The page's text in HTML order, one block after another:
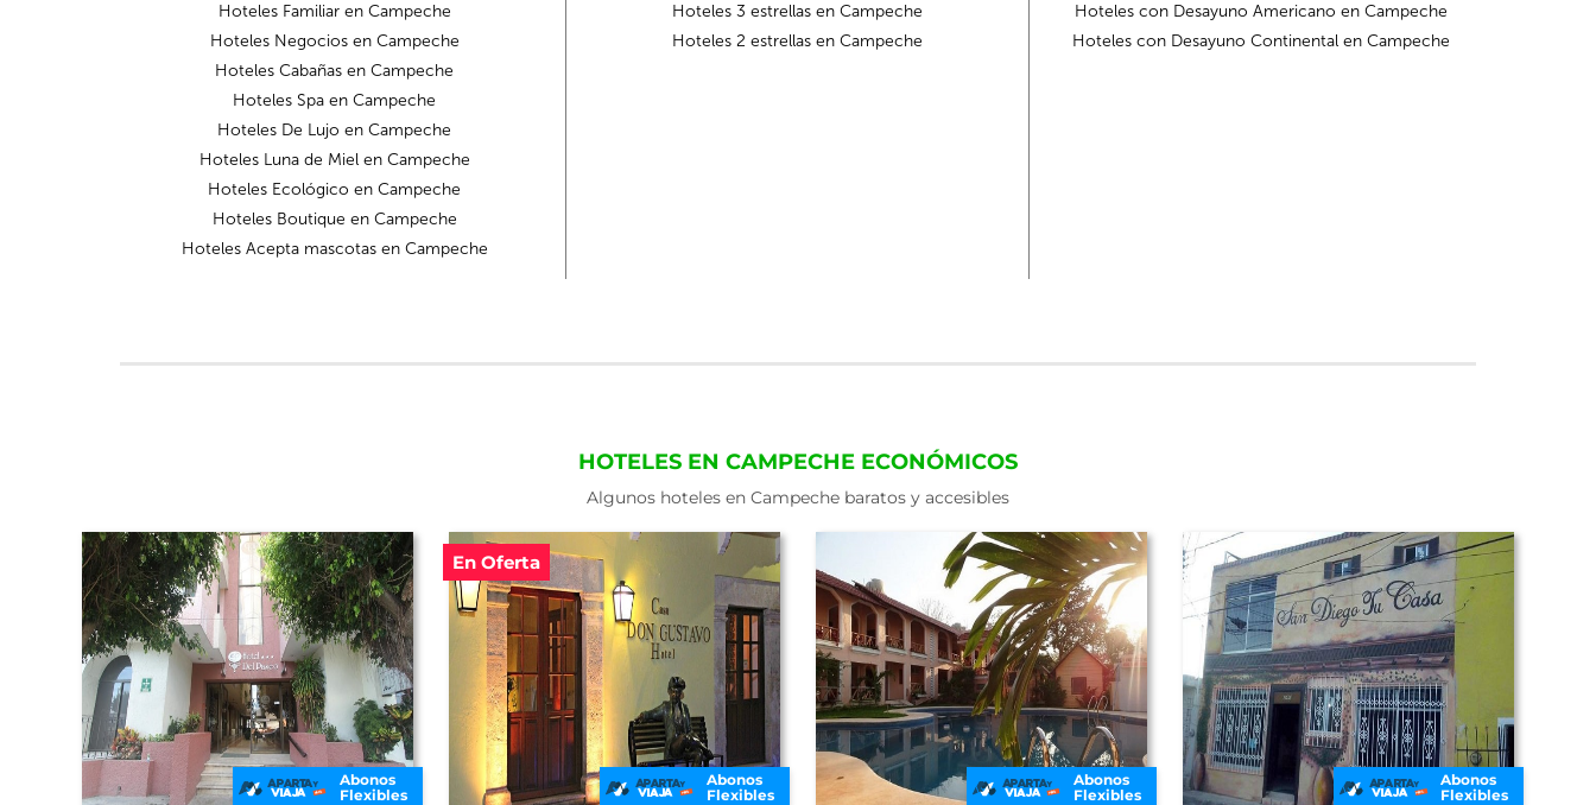
Hoteles Familiar en Campeche
Hoteles Negocios en Campeche
Hoteles Cabañas en Campeche
Hoteles Spa en Campeche
Hoteles De Lujo en Campeche
Hoteles Luna de Miel en Campeche
Hoteles Ecológico en Campeche
Hoteles Boutique en Campeche
Hoteles Acepta mascotas en Campeche
Hoteles 3 estrellas en Campeche
Hoteles 2 estrellas en Campeche
Hoteles con Desayuno Americano en Campeche
Hoteles con Desayuno Continental en Campeche
HOTELES EN CAMPECHE ECONÓMICOS
Algunos hoteles en Campeche baratos y accesibles
Abonos
Flexibles
En Oferta
Abonos
Flexibles
Abonos
Flexibles
Abonos
Flexibles